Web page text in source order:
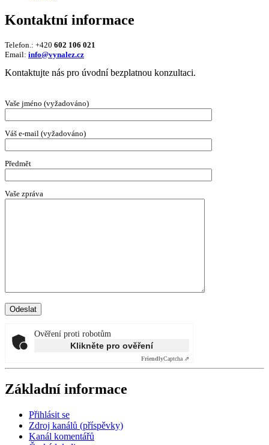
Kontaktní informace
Telefon.: +420 602 106 021
Email: info@vynalez.cz
Kontaktujte nás pro úvodní bezplatnou konzultaci.
Vaše jméno (vyžadováno)
Váš e-mail (vyžadováno)
Předmět
Vaše zpráva
Ověření proti robotům
Klikněte pro ověření
FriendlyCaptcha ⇗
Základní informace
Přihlásit se
Zdroj kanálů (příspěvky)
Kanál komentářů